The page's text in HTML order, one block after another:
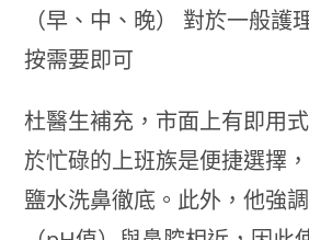
（早、中、晚） 對於一般護
按需要即可
杜醫生補充，市面上有即用
於忙碌的上班族是便捷選擇
鹽水洗鼻徹底。此外，他強